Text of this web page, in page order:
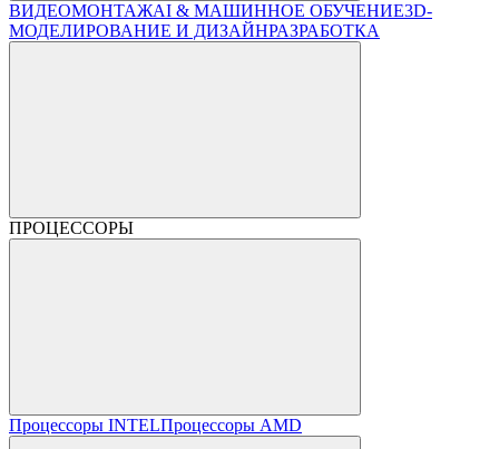
ВИДЕОМОНТАЖAI & МАШИННОЕ ОБУЧЕНИЕ3D-
МОДЕЛИРОВАНИЕ И ДИЗАЙНРАЗРАБОТКА
ПРОЦЕССОРЫ
Процессоры INTELПроцессоры AMD